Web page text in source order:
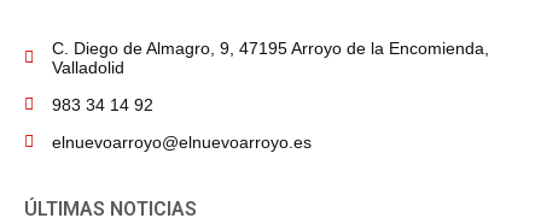
C. Diego de Almagro, 9, 47195 Arroyo de la Encomienda,
Valladolid
983 34 14 92
elnuevoarroyo@elnuevoarroyo.es
ÚLTIMAS NOTICIAS